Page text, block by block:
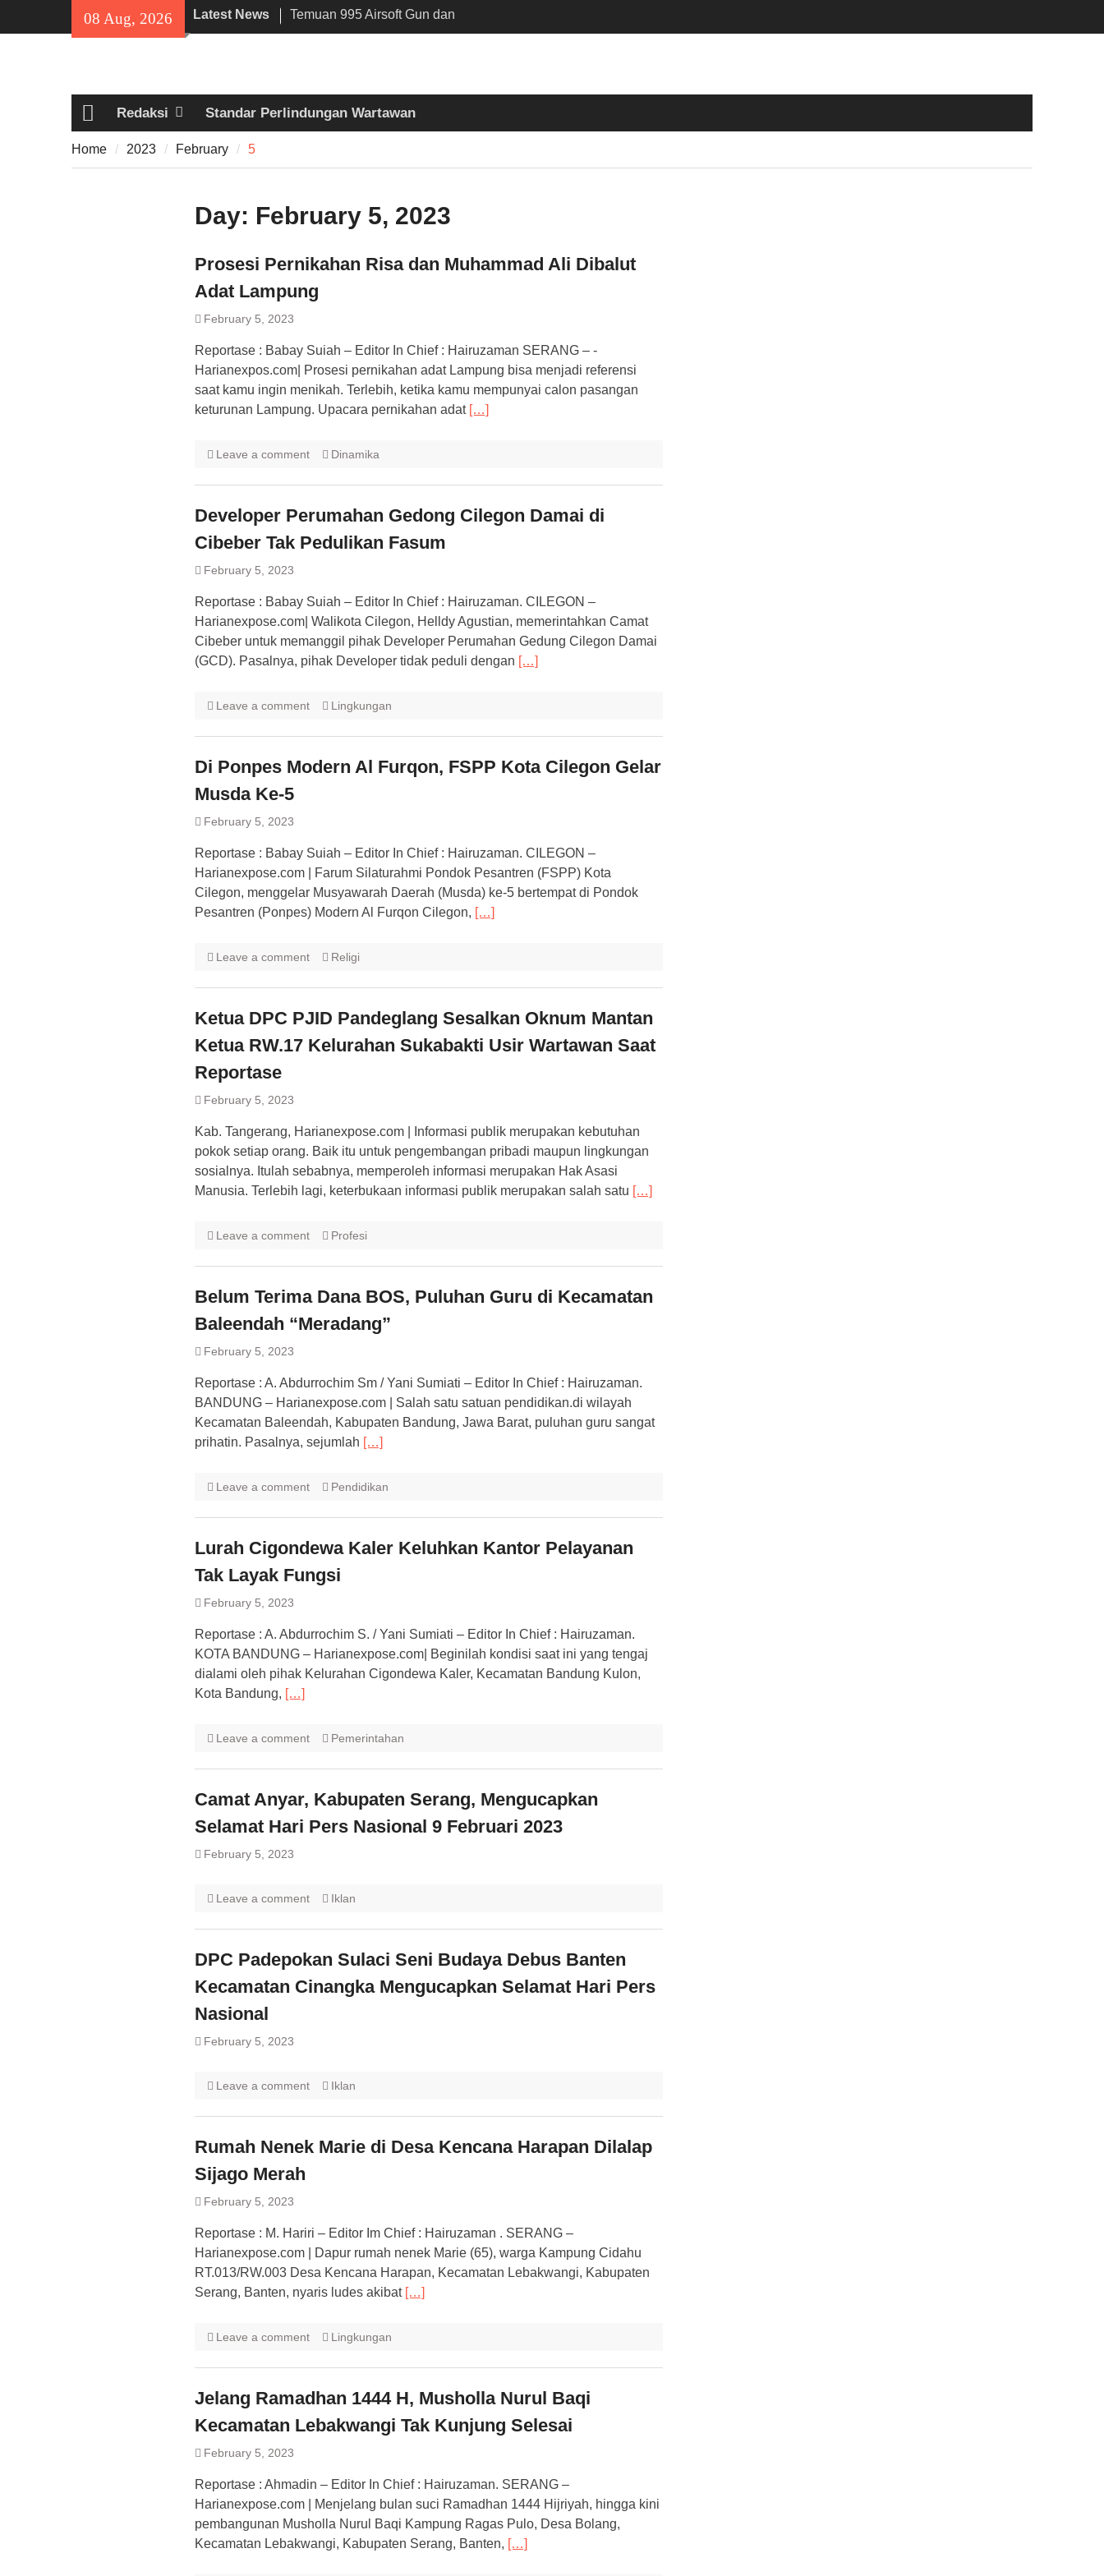
08 Aug, 2026 Latest News
Temuan 995 Airsoft Gun dan
Narkoba di Sekolah Kebayoran
Sholat Jum’at
141 Tahun Stasiun Slawi : “Dari
Angkut Hasil Bumi hingga Gerakkan
HomeRedaksi Standar Perlindungan Wartawan
Home 2023 February 5
Day: February 5, 2023
Prosesi Pernikahan Risa dan Muhammad Ali Dibalut
Adat Lampung
February 5, 2023
Reportase : Babay Suiah – Editor In Chief : Hairuzaman SERANG – -
Harianexpos.com| Prosesi pernikahan adat Lampung bisa menjadi referensi
saat kamu ingin menikah. Terlebih, ketika kamu mempunyai calon pasangan
keturunan Lampung. Upacara pernikahan adat […]
Leave a comment Dinamika
Developer Perumahan Gedong Cilegon Damai di
Cibeber Tak Pedulikan Fasum
February 5, 2023
Reportase : Babay Suiah – Editor In Chief : Hairuzaman. CILEGON –
Harianexpose.com| Walikota Cilegon, Helldy Agustian, memerintahkan Camat
Cibeber untuk memanggil pihak Developer Perumahan Gedung Cilegon Damai
(GCD). Pasalnya, pihak Developer tidak peduli dengan […]
Leave a comment Lingkungan
Di Ponpes Modern Al Furqon, FSPP Kota Cilegon Gelar
Musda Ke-5
February 5, 2023
Reportase : Babay Suiah – Editor In Chief : Hairuzaman. CILEGON –
Harianexpose.com | Farum Silaturahmi Pondok Pesantren (FSPP) Kota
Cilegon, menggelar Musyawarah Daerah (Musda) ke-5 bertempat di Pondok
Pesantren (Ponpes) Modern Al Furqon Cilegon, […]
Leave a comment Religi
Ketua DPC PJID Pandeglang Sesalkan Oknum Mantan
Ketua RW.17 Kelurahan Sukabakti Usir Wartawan Saat
Reportase
February 5, 2023
Kab. Tangerang, Harianexpose.com | Informasi publik merupakan kebutuhan
pokok setiap orang. Baik itu untuk pengembangan pribadi maupun lingkungan
sosialnya. Itulah sebabnya, memperoleh informasi merupakan Hak Asasi
Manusia. Terlebih lagi, keterbukaan informasi publik merupakan salah satu […]
Leave a comment Profesi
Belum Terima Dana BOS, Puluhan Guru di Kecamatan
Baleendah “Meradang”
February 5, 2023
Reportase : A. Abdurrochim Sm / Yani Sumiati – Editor In Chief : Hairuzaman.
BANDUNG – Harianexpose.com | Salah satu satuan pendidikan.di wilayah
Kecamatan Baleendah, Kabupaten Bandung, Jawa Barat, puluhan guru sangat
prihatin. Pasalnya, sejumlah […]
Leave a comment Pendidikan
Lurah Cigondewa Kaler Keluhkan Kantor Pelayanan
Tak Layak Fungsi
February 5, 2023
Reportase : A. Abdurrochim S. / Yani Sumiati – Editor In Chief : Hairuzaman.
KOTA BANDUNG – Harianexpose.com| Beginilah kondisi saat ini yang tengaj
dialami oleh pihak Kelurahan Cigondewa Kaler, Kecamatan Bandung Kulon,
Kota Bandung, […]
Leave a comment Pemerintahan
Camat Anyar, Kabupaten Serang, Mengucapkan
Selamat Hari Pers Nasional 9 Februari 2023
February 5, 2023
Leave a comment Iklan
DPC Padepokan Sulaci Seni Budaya Debus Banten
Kecamatan Cinangka Mengucapkan Selamat Hari Pers
Nasional
February 5, 2023
Leave a comment Iklan
Rumah Nenek Marie di Desa Kencana Harapan Dilalap
Sijago Merah
February 5, 2023
Reportase : M. Hariri – Editor Im Chief : Hairuzaman . SERANG –
Harianexpose.com | Dapur rumah nenek Marie (65), warga Kampung Cidahu
RT.013/RW.003 Desa Kencana Harapan, Kecamatan Lebakwangi, Kabupaten
Serang, Banten, nyaris ludes akibat […]
Leave a comment Lingkungan
Jelang Ramadhan 1444 H, Musholla Nurul Baqi
Kecamatan Lebakwangi Tak Kunjung Selesai
February 5, 2023
Reportase : Ahmadin – Editor In Chief : Hairuzaman. SERANG –
Harianexpose.com | Menjelang bulan suci Ramadhan 1444 Hijriyah, hingga kini
pembangunan Musholla Nurul Baqi Kampung Ragas Pulo, Desa Bolang,
Kecamatan Lebakwangi, Kabupaten Serang, Banten, […]